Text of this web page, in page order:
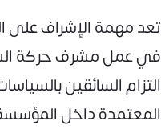
تعد مهمة الإشراف على
في عمل مشرف حركة
التزام السائقين
المعتمدة داخل